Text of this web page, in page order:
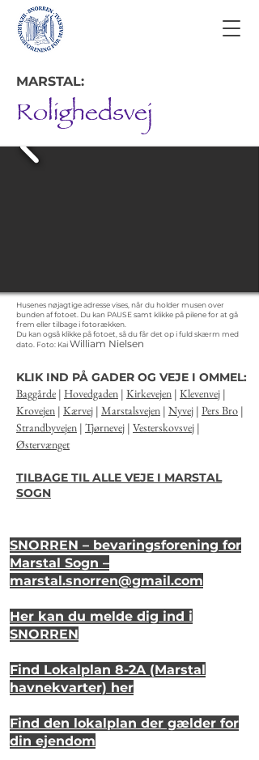
MARSTAL:
Rolighedsvej
Husenes nøjagtige adresse vises, når du holder musen over
bunden af fotoet. Du kan PAUSE samt klikke på pilene for at gå
frem eller tilbage i fotorækken.
Du kan også klikke på fotoet, så du får det op i fuld skærm med
dato. Foto: KaiWilliam Nielsen
KLIK IND PÅ GADER OG VEJE I OMMEL:
Baggårde | Hovedgaden | Kirkevejen | Klevenvej |
Krovejen | Kærvej | Marstalsvejen | Nyvej | Pers Bro |
Strandbyvejen | Tjørnevej | Vesterskovsvej |
Østervænget
TILBAGE TIL ALLE VEJE I MARSTAL
SOGN
SNORREN – bevaringsforening for
Marstal Sogn –
marstal.snorren@gmail.com
Her kan du melde dig ind i
SNORREN
Find Lokalplan 8-2A (Marstal
havnekvarter) her
Find den lokalplan der gælder for
din ejendom